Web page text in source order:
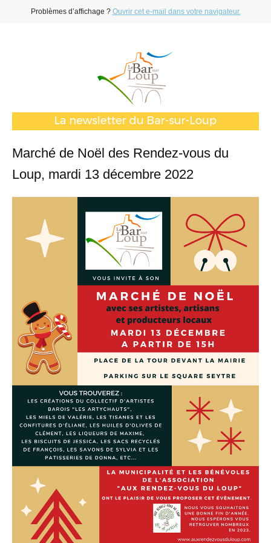
Problèmes d’affichage ? Ouvrir cet e-mail dans votre navigateur.
Marché de Noël des Rendez-vous du
Loup, mardi 13 décembre 2022